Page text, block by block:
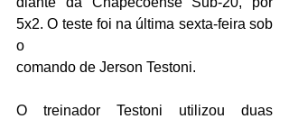
5x2. O teste foi na última sexta-feira sob
o
comando de Jerson Testoni.
O treinador Testoni utilizou duas